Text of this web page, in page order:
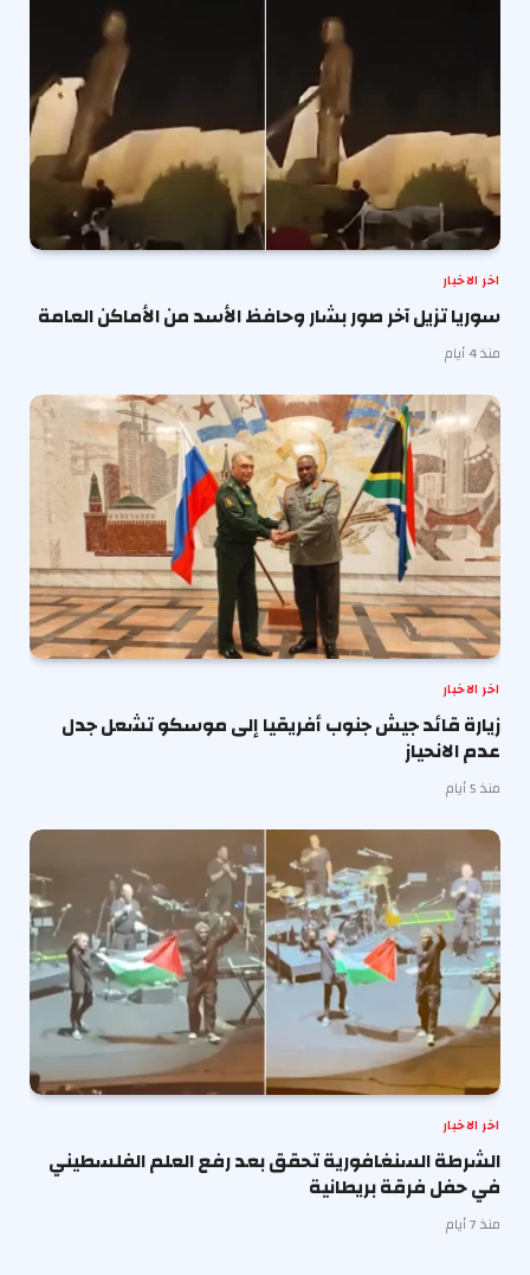
اخر الاخبار
سوريا تزيل آخر صور بشار وحافظ الأسد من الأماكن العامة
منذ 4 أيام
اخر الاخبار
زيارة قائد جيش جنوب أفريقيا إلى موسكو تشعل جدل
عدم الانحياز
منذ 5 أيام
اخر الاخبار
الشرطة السنغافورية تحقق بعد رفع العلم الفلسطيني
في حفل فرقة بريطانية
منذ 7 أيام